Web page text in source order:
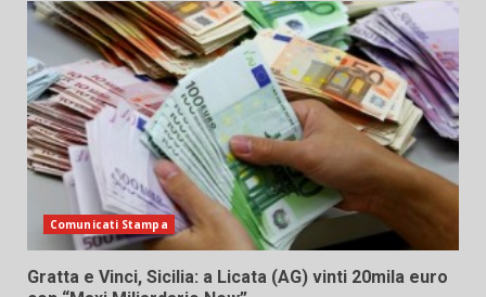
Comunicati Stampa
Gratta e Vinci, Sicilia: a Licata (AG) vinti 20mila euro